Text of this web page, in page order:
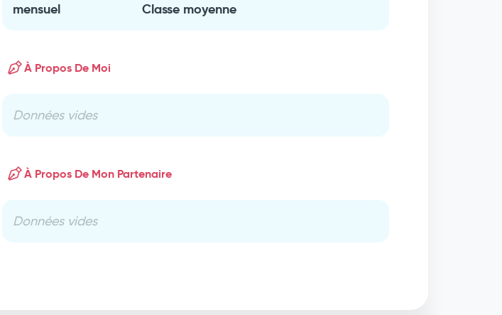
mensuel
Classe moyenne
À Propos De Moi
Données vides
À Propos De Mon Partenaire
Données vides